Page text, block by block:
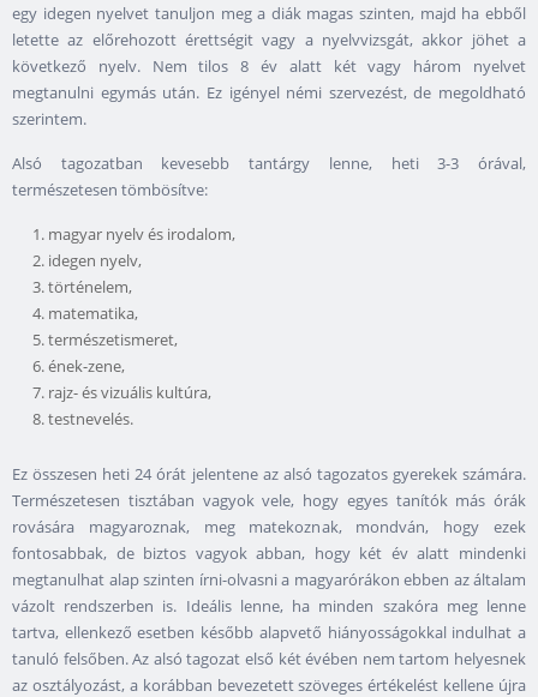
egy idegen nyelvet tanuljon meg a diák magas szinten, majd ha ebből
letette az előrehozott érettségit vagy a nyelvvizsgát, akkor jöhet a
következő nyelv. Nem tilos 8 év alatt két vagy három nyelvet
megtanulni egymás után. Ez igényel némi szervezést, de megoldható
szerintem.
Alsó tagozatban kevesebb tantárgy lenne, heti 3-3 órával,
természetesen tömbösítve:
magyar nyelv és irodalom,
idegen nyelv,
történelem,
matematika,
természetismeret,
ének-zene,
rajz- és vizuális kultúra,
testnevelés.
Ez összesen heti 24 órát jelentene az alsó tagozatos gyerekek számára.
Természetesen tisztában vagyok vele, hogy egyes tanítók más órák
rovására magyaroznak, meg matekoznak, mondván, hogy ezek
fontosabbak, de biztos vagyok abban, hogy két év alatt mindenki
megtanulhat alap szinten írni-olvasni a magyarórákon ebben az általam
vázolt rendszerben is. Ideális lenne, ha minden szakóra meg lenne
tartva, ellenkező esetben később alapvető hiányosságokkal indulhat a
tanuló felsőben. Az alsó tagozat első két évében nem tartom helyesnek
az osztályozást, a korábban bevezetett szöveges értékelést kellene újra